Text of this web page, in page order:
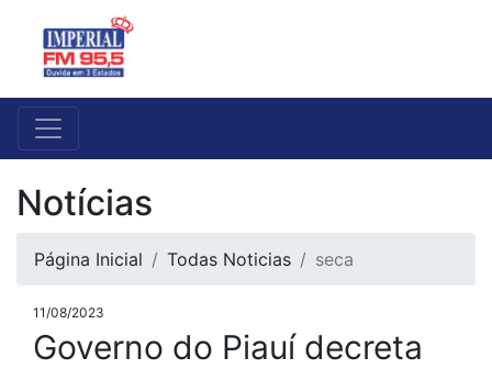
Notícias
Página Inicial Todas Noticias seca
11/08/2023
Governo do Piauí decreta